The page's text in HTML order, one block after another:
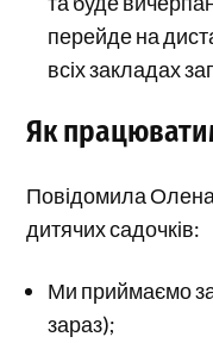
перейде на
всіх закладах
Як
Повідомила
дитячих садочків:
Ми приймаємо
зараз);